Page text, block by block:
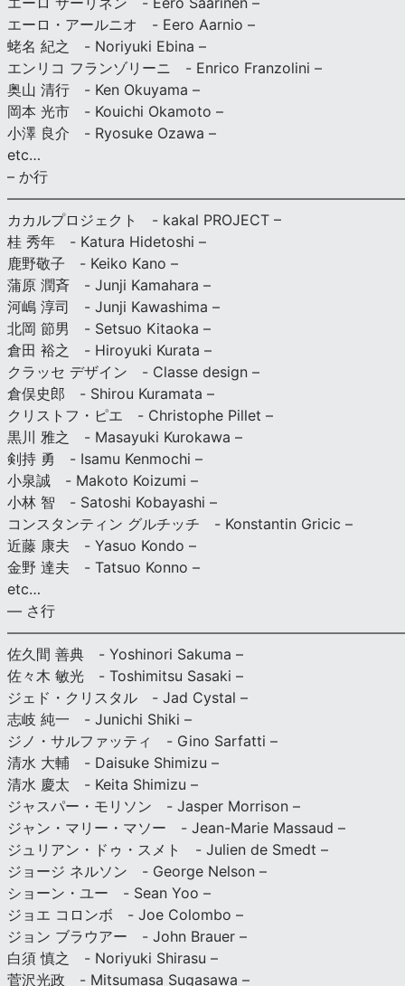
エーロ・アールニオ - Eero Aarnio –
蛯名 紀之 - Noriyuki Ebina –
エンリコ フランゾリーニ - Enrico Franzolini –
奥山 清行 - Ken Okuyama –
岡本 光市 - Kouichi Okamoto –
小澤 良介 - Ryosuke Ozawa –
etc…
– か行
カカルプロジェクト - kakal PROJECT –
桂 秀年 - Katura Hidetoshi –
鹿野敬子 - Keiko Kano –
蒲原 潤斉 - Junji Kamahara –
河嶋 淳司 - Junji Kawashima –
北岡 節男 - Setsuo Kitaoka –
倉田 裕之 - Hiroyuki Kurata –
クラッセ デザイン - Classe design –
倉俣史郎 - Shirou Kuramata –
クリストフ・ピエ - Christophe Pillet –
黒川 雅之 - Masayuki Kurokawa –
剣持 勇 - Isamu Kenmochi –
小泉誠 - Makoto Koizumi –
小林 智 - Satoshi Kobayashi –
コンスタンティン グルチッチ - Konstantin Gricic –
近藤 康夫 - Yasuo Kondo –
金野 達夫 - Tatsuo Konno –
etc…
— さ行
佐久間 善典 - Yoshinori Sakuma –
佐々木 敏光 - Toshimitsu Sasaki –
ジェド・クリスタル - Jad Cystal –
志岐 純一 - Junichi Shiki –
ジノ・サルファッティ - Gino Sarfatti –
清水 大輔 - Daisuke Shimizu –
清水 慶太 - Keita Shimizu –
ジャスパー・モリソン - Jasper Morrison –
ジャン・マリー・マソー - Jean-Marie Massaud –
ジュリアン・ドゥ・スメト - Julien de Smedt –
ジョージ ネルソン - George Nelson –
ショーン・ユー - Sean Yoo –
ジョエ コロンボ - Joe Colombo –
ジョン ブラウアー - John Brauer –
白須 慎之 - Noriyuki Shirasu –
菅沢光政 - Mitsumasa Sugasawa –